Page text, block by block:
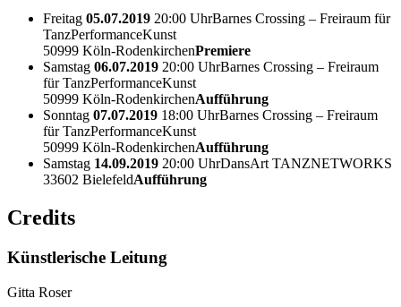
Freitag 05.07.2019 20:00 UhrBarnes Crossing – Freiraum für
TanzPerformanceKunst
50999 Köln-RodenkirchenPremiere
Samstag 06.07.2019 20:00 UhrBarnes Crossing – Freiraum
für TanzPerformanceKunst
50999 Köln-RodenkirchenAufführung
Sonntag 07.07.2019 18:00 UhrBarnes Crossing – Freiraum
für TanzPerformanceKunst
50999 Köln-RodenkirchenAufführung
Samstag 14.09.2019 20:00 UhrDansArt TANZNETWORKS
33602 BielefeldAufführung
Credits
Künstlerische Leitung
Gitta Roser